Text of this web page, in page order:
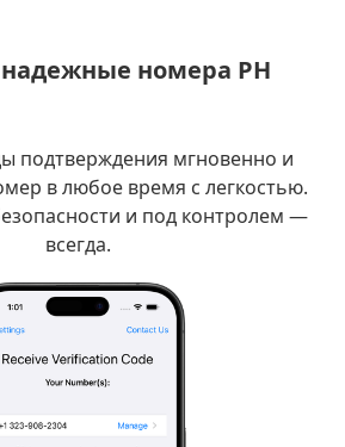
номера PH
подтверждения мгновенно и
в любое время с легкостью.
и под контролем —
всегда.